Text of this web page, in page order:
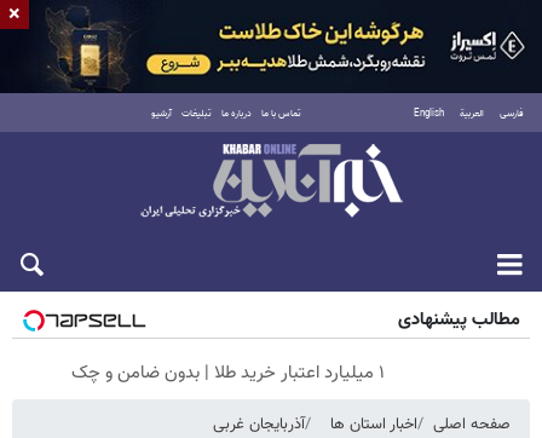
فارسی العربية English تماس با ما درباره ما تبلیغات آرشیو
جمعه ۱۶ مرداد ۱۴۰۵
مطالب پیشنهادی
۱ میلیارد اعتبار خرید طلا | بدون ضامن و چک
صفحه اصلی اخبار استان ها آذربایجان غربی
×